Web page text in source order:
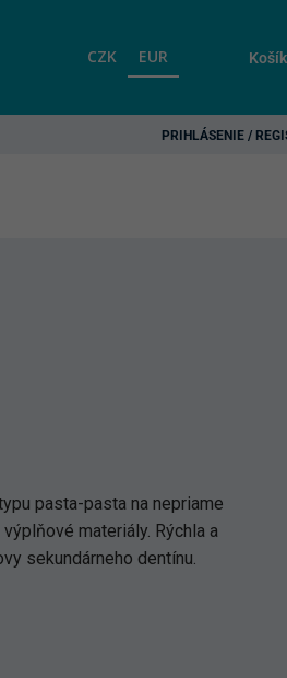
CZK EUR Košík
PRIHLÁSENIE /
pasta-pasta na nepriame
materiály. Rýchla a
sekundárneho dentínu.